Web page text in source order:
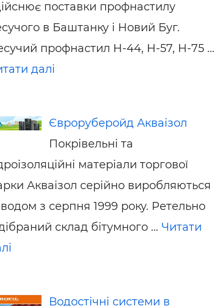
поставки профнастилу
в Баштанку і Новий Буг.
профнастил Н-44, Н-57, Н-75 ...
далі
Євроруберойд Акваізол
Покрівельні та
матеріали торгової
Акваізол серійно виробляються
з серпня 1999 року. Ретельно
склад бітумного ... Читати
Водостічні системи в